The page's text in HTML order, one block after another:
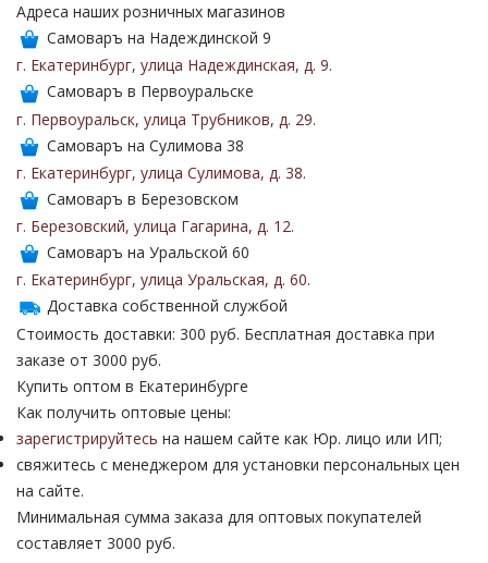
Адреса наших розничных магазинов
Самоваръ на Надеждинской 9
г. Екатеринбург, улица Надеждинская, д. 9.
Самоваръ в Первоуральске
г. Первоуральск, улица Трубников, д. 29.
Самоваръ на Сулимова 38
г. Екатеринбург, улица Сулимова, д. 38.
Самоваръ в Березовском
г. Березовский, улица Гагарина, д. 12.
Самоваръ на Уральской 60
г. Екатеринбург, улица Уральская, д. 60.
Доставка собственной службой
Стоимость доставки: 300 руб. Бесплатная доставка при
заказе от 3000 руб.
Купить оптом в Екатеринбурге
Как получить оптовые цены:
зарегистрируйтесь на нашем сайте как Юр. лицо или ИП;
свяжитесь с менеджером для установки персональных цен
на сайте.
Минимальная сумма заказа для оптовых покупателей
составляет 3000 руб.